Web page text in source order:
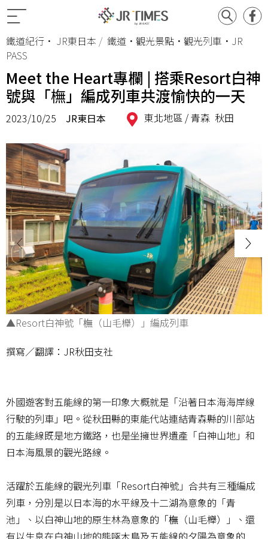
鐵道紀行 • JR東日本
鐵道•觀光景點•觀光列車•JR
PASS
Meet the Heart專欄 | 搭乘Resort白神
號與「橅」編成列車共渡愉快的一天
2023/10/25 JR東日本 東北地區 /青森 秋田
▲Resort白神號「橅（山毛櫸）」編成列車
撰寫／翻譯：JR秋田支社
外國遊客對五能線的第一印象大概就是「沿著日本海海岸線
行駛的列車」吧。從秋田縣的東能代站連結青森縣的川部站
的五能線既是地方鐵路，也是坐擁世界遺產「白神山地」和
日本海風景的觀光路線。
活躍於五能線的觀光列車「Resort白神號」合共有三種編成
列車，分別是以日本海的水平線及十二湖為意象的「青
池」、以白神山地的原生林為意象的「橅（山毛櫸）」、還
有以生息在白神山地的熊啄木鳥及五能線的夕陽為意象的